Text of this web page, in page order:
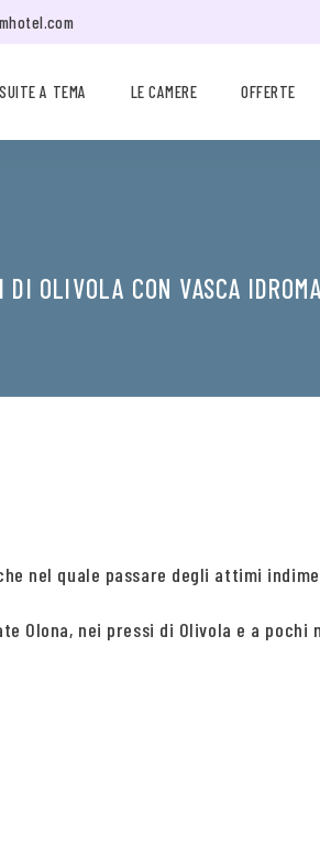
SUITE A TEMA LE CAMERE OFFERTE
OLIVOLA CON VASCA
nel quale passare degli attimi
Olona, nei pressi di Olivola e a